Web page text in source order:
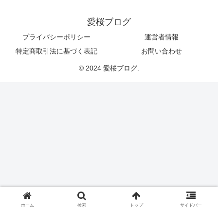
愛桜ブログ
プライバシーポリシー
運営者情報
特定商取引法に基づく表記
お問い合わせ
© 2024 愛桜ブログ.
ホーム 検索 トップ サイドバー